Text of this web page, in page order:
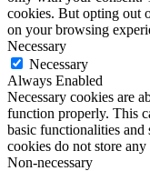
cookies. But opting out
on your browsing
Necessary
Necessary
Always Enabled
Necessary cookies are
function properly. This
basic functionalities and
cookies do not store
Non-necessary